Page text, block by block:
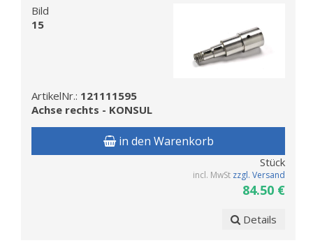
Bild
15
ArtikelNr.: 121111595
Achse rechts - KONSUL
in den Warenkorb
Stück
incl. MwSt zzgl. Versand
84.50 €
Details